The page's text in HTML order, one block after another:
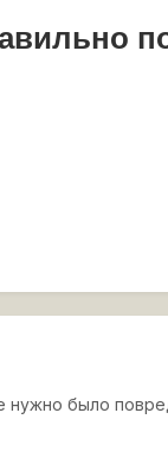
нужно было